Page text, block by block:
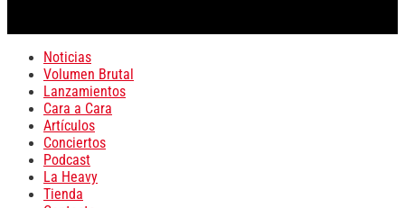
Noticias
Volumen Brutal
Lanzamientos
Cara a Cara
Artículos
Conciertos
Podcast
La Heavy
Tienda